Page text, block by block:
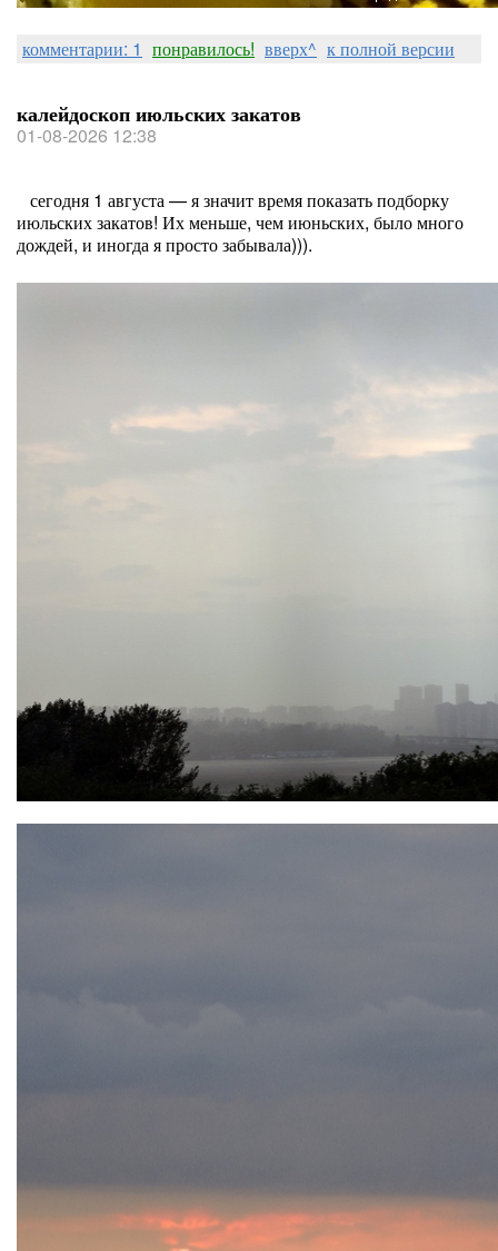
комментарии: 1 понравилось! вверх^ к полной версии
калейдоскоп июльских закатов
01-08-2026 12:38
сегодня 1 августа — я значит время показать подборку
июльских закатов! Их меньше, чем июньских, было много
дождей, и иногда я просто забывала))).